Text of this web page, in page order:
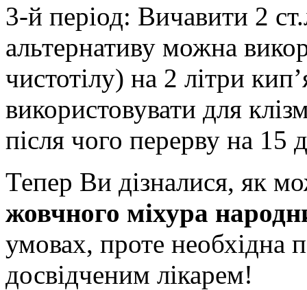
3-й період: Вичавити 2
альтернативу можна
чистотілу) на 2 літри
використовувати для
після чого перерву на 15
Тепер Ви дізналися, як
жовчного міхура
умовах, проте необхідна
досвідченим лікарем!